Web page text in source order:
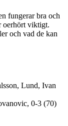
fungerar bra och
oerhört viktigt.
och vad de kan
Lund, Ivan
0-3 (70)